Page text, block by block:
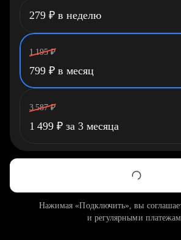
279 ₽ в неделю
1 195 ₽
799 ₽ в месяц
3 587 ₽
1 499 ₽ за 3 месяца
Нажимая «Подключить», вы
и регулярными